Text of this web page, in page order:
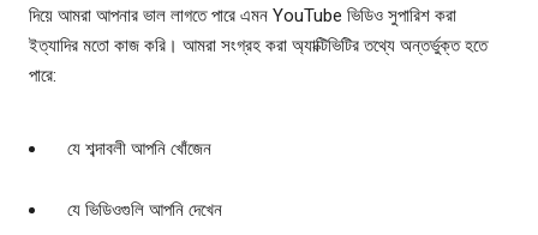
দিয়ে আমরা আপনার ভাল লাগতে পারে এমন YouTube ভিডিও সুপারিশ করা
ইত্যাদির মতো কাজ করি। আমরা সংগ্রহ করা অ্যাক্টিভিটির তথ্যে অন্তর্ভুক্ত হতে
পারে:
যে শব্দাবলী আপনি খোঁজেন
যে ভিডিওগুলি আপনি দেখেন